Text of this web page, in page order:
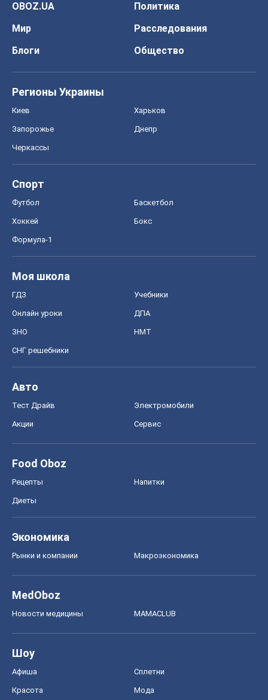
OBOZ.UA
Политика
Мир
Расследования
Блоги
Общество
Регионы Украины
Киев Харьков
Запорожье Днепр
Черкассы
Спорт
Футбол Баскетбол
Хоккей Бокс
Формула-1
Моя школа
ГДЗ Учебники
Онлайн уроки ДПА
ЗНО НМТ
СНГ решебники
Авто
Тест Драйв Электромобили
Акции Сервис
Food Oboz
Рецепты Напитки
Диеты
Экономика
Рынки и компании Mакроэкономика
MedOboz
Новости медицины MAMACLUB
Шоу
Афиша Сплетни
Красота Мода